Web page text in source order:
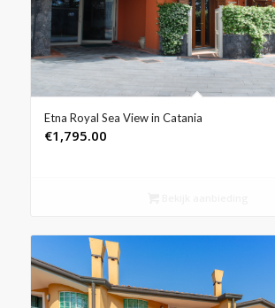
Etna Royal Sea View in Catania
€1,795.00